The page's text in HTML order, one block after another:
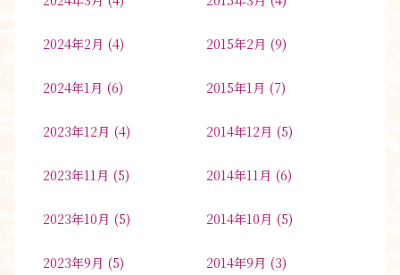
2024年2月 (4)
2024年1月 (6)
2023年12月 (4)
2023年11月 (5)
2023年10月 (5)
2023年9月 (5)
2015年2月 (9)
2015年1月 (7)
2014年12月 (5)
2014年11月 (6)
2014年10月 (5)
2014年9月 (3)